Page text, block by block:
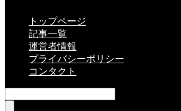
トップページ
記事一覧
運営者情報
プライバシーポリシー
コンタクト